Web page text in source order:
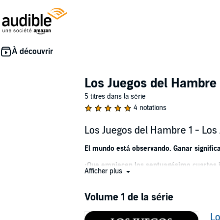
Los Juegos del Hambre
5 titres dans la série
4 notations
Los Juegos del Hambre 1 -
El mundo está observando. Ganar
¡Que empiecen los septuagésimo
Uno de los 100 mejores libros Young
Afficher plus
Volume 1 de la série